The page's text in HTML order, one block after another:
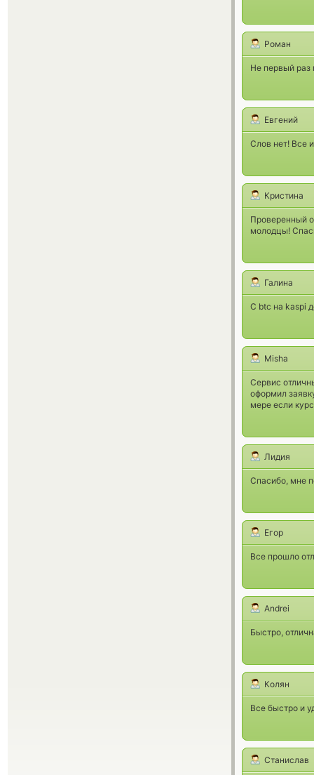
Роман
Не первый раз
Евгений
Слов нет! Все
Кристина
Проверенный
молодцы!
Галина
C btc на kaspi
Misha
Сервис
оформил
мере если
Лидия
Спасибо, мне
Егор
Все прошло
Andrei
Быстро,
Колян
Все быстро и
Станислав